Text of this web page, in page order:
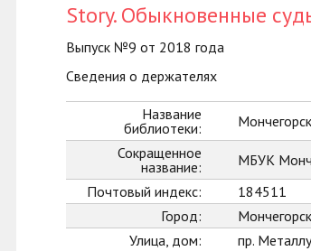
Story. Обыкновенные
Выпуск №9 от 2018 года
Сведения о держателях
Название
библиотеки:
Сокращенное
название:
МБУК
Почтовый индекс:
184511
Город:
Мончегорск
Улица, дом:
пр.